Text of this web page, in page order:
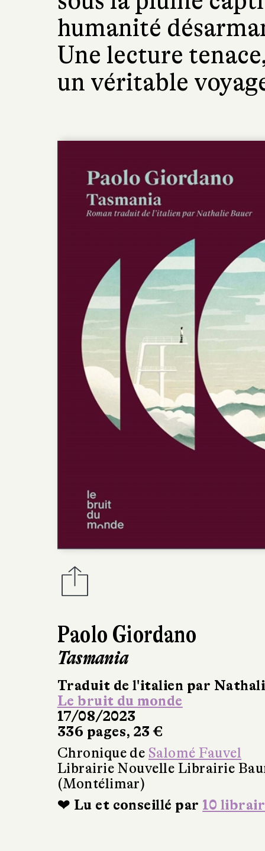
Paolo Giordano
Tasmania
Traduit de l'italien par
Le bruit du monde
17/08/2023
336 pages, 23 €
Chronique de Salomé Fauvel
Librairie Nouvelle Librairie
(Montélimar)
❤ Lu et conseillé par 10
humanité
Une lecture
un véritable